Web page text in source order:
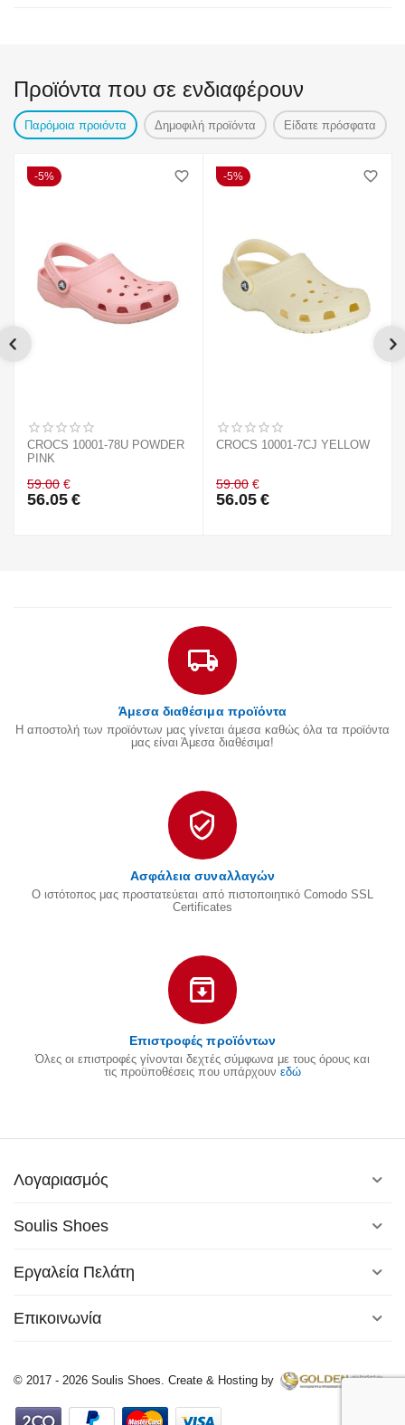
Προϊόντα που σε ενδιαφέρουν
Παρόμοια προιόντα Δημοφιλή προϊόντα Είδατε πρόσφατα
5%
CROCS 10001-78U POWDER
PINK
59.00 €
56.05 €
5%
CROCS 10001-7CJ YELLOW
59.00 €
56.05 €
Άμεσα διαθέσιμα προϊόντα
Η αποστολή των προϊόντων μας γίνεται άμεσα καθώς όλα τα προϊόντα
μας είναι Άμεσα διαθέσιμα!
Ασφάλεια συναλλαγών
Ο ιστότοπος μας προστατεύεται από πιστοποιητικό Comodo SSL
Certificates
Επιστροφές προϊόντων
Όλες οι επιστροφές γίνονται δεχτές σύμφωνα με τους όρους και
τις προϋποθέσεις που υπάρχουν εδώ
Λογαριασμός
Soulis Shoes
Εργαλεία Πελάτη
Επικοινωνία
© 2017 - 2026 Soulis Shoes. Create & Hosting by